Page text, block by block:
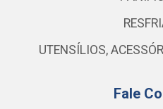
UTENSÍLIOS,
Fale